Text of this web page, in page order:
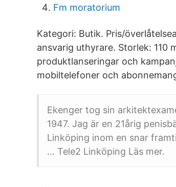
Fm moratorium
Kategori: Butik. Pris/
ansvarig uthyrare. Storlek: 110
produktlanseringar och
mobiltelefoner och
Ekenger tog sin
1947. Jag är en 21årig
Linköping inom en snar
… Tele2 Linköping Läs mer.